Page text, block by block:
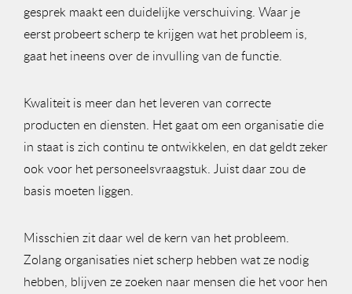
gesprek maakt een duidelijke verschuiving. Waar je
eerst probeert scherp te krijgen wat het probleem is,
gaat het ineens over de invulling van de functie.
Kwaliteit is meer dan het leveren van correcte
producten en diensten. Het gaat om een organisatie die
in staat is zich continu te ontwikkelen, en dat geldt zeker
ook voor het personeelsvraagstuk. Juist daar zou de
basis moeten liggen.
Misschien zit daar wel de kern van het probleem.
Zolang organisaties niet scherp hebben wat ze nodig
hebben, blijven ze zoeken naar mensen die het voor hen